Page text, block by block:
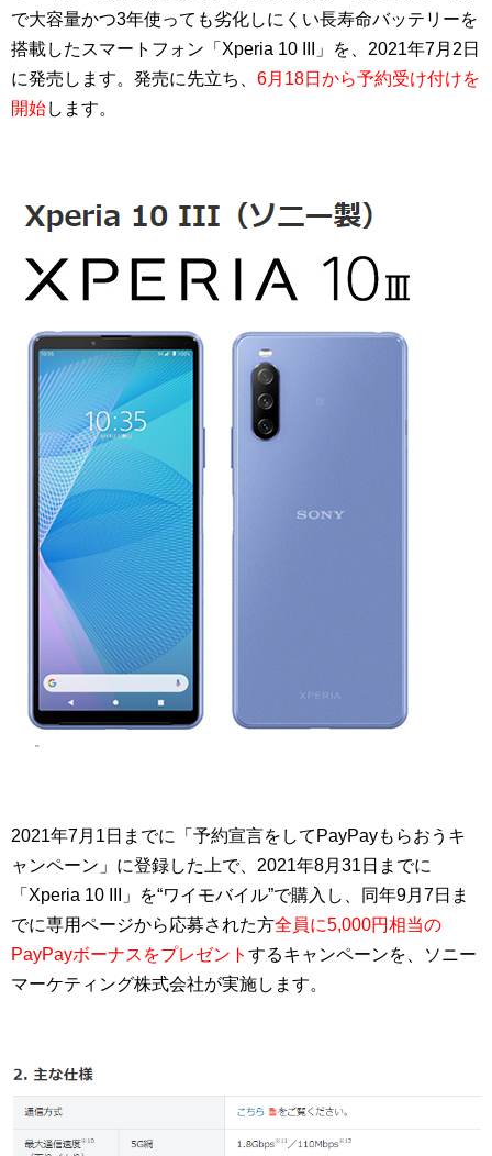
で大容量かつ3年使っても劣化しにくい長寿命バッテリーを
搭載したスマートフォン「Xperia 10 III」を、2021年7月2日
に発売します。発売に先立ち、 6月18日から予約受け付けを
開始します。
2021年7月1日までに「予約宣言をしてPayPayもらおうキ
ャンペーン」に登録した上で、2021年8月31日までに
「Xperia 10 III」を“ワイモバイル”で購入し、同年9月7日ま
でに専用ページから応募された方全員に5,000円相当の
PayPayボーナスをプレゼント するキャンペーンを、ソニー
マーケティング株式会社が実施します。